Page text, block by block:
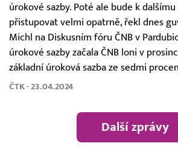
úrokové sazby. Poté ale bude k
přistupovat velmi opatrně, řekl dnes
Michl na Diskusním fóru ČNB v
úrokové sazby začala ČNB loni v
základní úroková sazba ze sedmi
ČTK - 23.04.2024
Další zprávy